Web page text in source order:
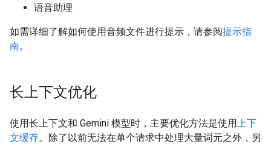
语音助理
如需详细了解如何使用音频文件进行提示，请参阅提示指
南。
长上下文优化
使用长上下文和 Gemini 模型时，主要优化方法是使用上下
文缓存。除了以前无法在单个请求中处理大量词元之外，另